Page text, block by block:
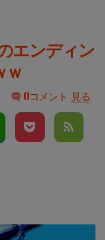
エンディン
ｗ
0コメント 見る